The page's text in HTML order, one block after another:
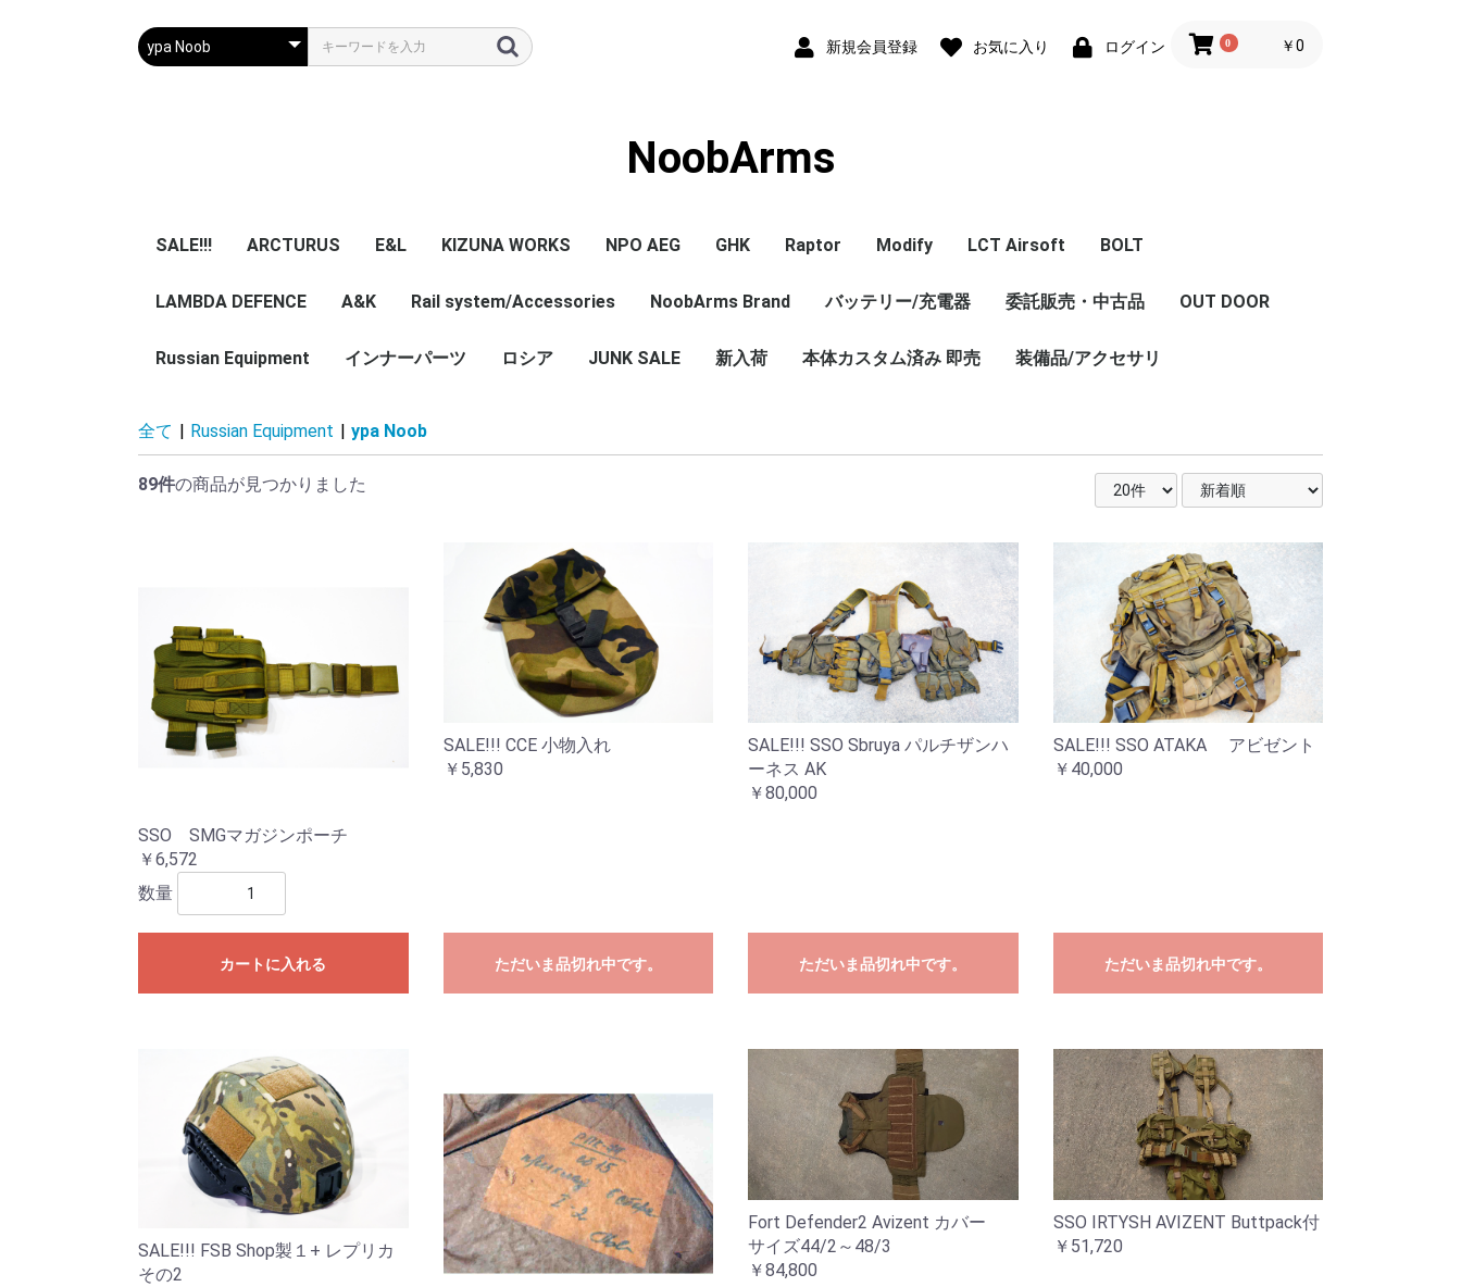
新規会員登録 お気に入り ログイン 0 ￥0
NoobArms
SALE!!! ARCTURUS
マガジン
エアガン本体
E&L
パーツ
マガジン
エアガン本体
KIZUNA WORKS
GBB PISTOL本体
レール/アクセサリー
マガジン
アクセサリー
NPO AEG
NPO内部カスタム
エアガン本体
マガジン
パーツ
その他
GHK
GHK GBB 本体
CO2マガジン
パーツ
Raptor
エアガン本体
パーツ
Modify
エアガン本体
マガジン
パーツ
LCT Airsoft
エアガン本体
フロントキット
コンバージョンキット
マガジン
Z Series Parts
ハンドガード/グリッ
ストック
セット
ハンドガード/レイル
グリップ
フロント周辺パーツ
レシーバー周辺パーツ
インナーパーツ
LCT 限定商品
内部カスタム
BOLT
LAMBDA DEFENCE A&K
エアガン本体
エアガン本体
パーツ
Rail system/Accessories
KIZUNA WORKS
TWI
NB
ZENITCO
TM ZENITCO
CORE Airsoft
ASURA DYNAMICS
5ku
NoobArms Brand
Original sticker
Original item
Vintage・Weathering
AK Custom
バッテリー/充電器 委託販売・中古品 OUT DOOR
Russian Equipment
売り
Pouch
加工済
用加工済
インナーパーツ ロシア JUNK SALE 新入荷 本体カスタム済み 即売 装備品/アクセサリ
全て | Russian Equipment | ypa Noob
89件の商品が見つかりました
SSO SMGマガジンポーチ
￥6,572
数量
カートに入れる
SALE!!! CCE 小物入れ
￥5,830
ただいま品切れ中です。
SALE!!! SSO Sbruya パルチザンハ
ーネス AK
￥80,000
ただいま品切れ中です。
SALE!!! SSO ATAKA アビゼント
￥40,000
ただいま品切れ中です。
SALE!!! FSB Shop製１+ レプリカ
その2
Fort Defender2 Avizent カバー
サイズ44/2～48/3
￥84,800
SSO IRTYSH AVIZENT Buttpack付
￥51,720